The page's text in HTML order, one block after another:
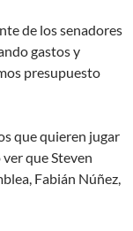
de los senadores
gastos y
presupuesto
que quieren jugar
que Steven
Fabián Núñez,